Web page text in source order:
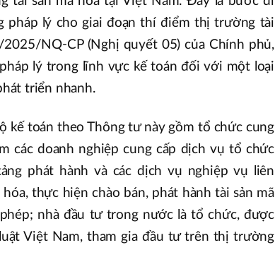
pháp lý cho giai đoạn thí điểm thị trường tài
NQ-CP (Nghị quyết 05) của Chính phủ,
lý trong lĩnh vực kế toán đối với một loại
triển nhanh.
kế toán theo Thông tư này gồm tổ chức cung
các doanh nghiệp cung cấp dịch vụ tổ chức
phát hành và các dịch vụ nghiệp vụ liên
thực hiện chào bán, phát hành tài sản mã
nhà đầu tư trong nước là tổ chức, được
Việt Nam, tham gia đầu tư trên thị trường